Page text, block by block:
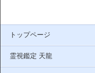
トップページ
霊視鑑定 天龍